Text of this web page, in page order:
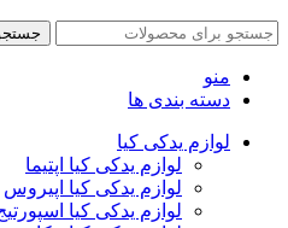
منو
دسته بندی ها
لوازم یدکی کیا
لوازم یدکی کیا اپتیما
لوازم یدکی کیا اپیروس
لوازم یدکی کیا